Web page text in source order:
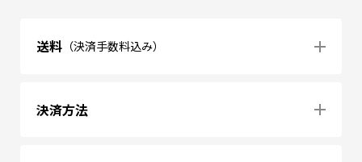
送料 （決済手数料込み）
決済方法